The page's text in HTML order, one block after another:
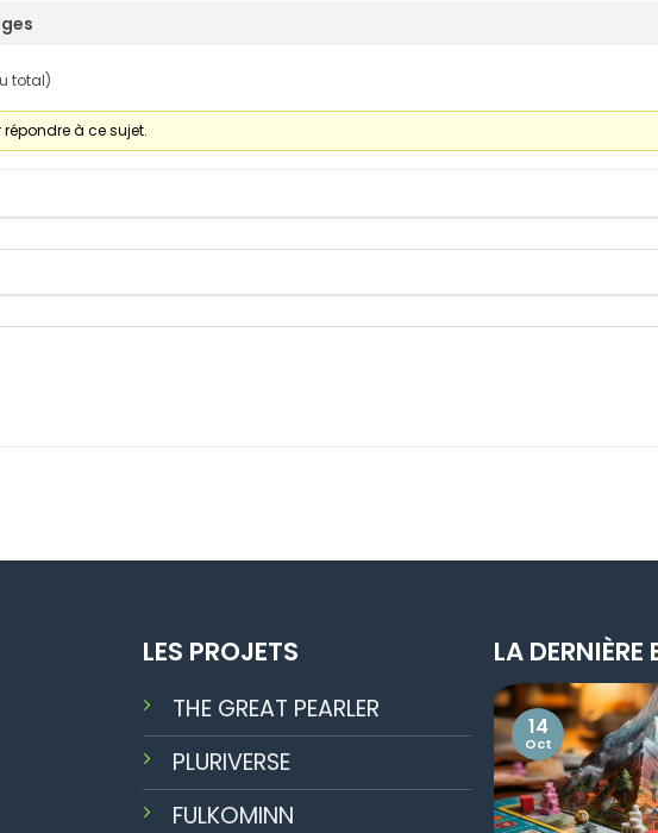
total)
à ce sujet.
LES PROJETS
THE GREAT PEARLER
PLURIVERSE
FULKOMINN
LA DERNIÈRE
14
Oct